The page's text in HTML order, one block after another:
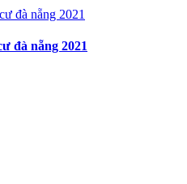
đà nẵng 2021